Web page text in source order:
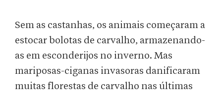
Sem as castanhas, os animais começaram a
estocar bolotas de carvalho, armazenando-
as em esconderijos no inverno. Mas
mariposas-ciganas invasoras danificaram
muitas florestas de carvalho nas últimas